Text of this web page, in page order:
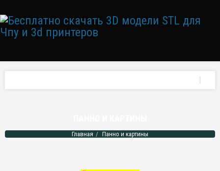
Главная Панно и картины